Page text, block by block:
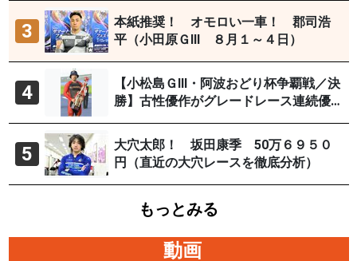
3
本紙推奨！ オモロい一車！ 郡司浩
平（小田原ＧⅢ ８月１～４日）
4
【小松島ＧⅢ・阿波おどり杯争覇戦／決
勝】古性優作がグレードレース連続優
5
大穴太郎！ 坂田康季 50万６９５０
円（直近の大穴レースを徹底分析）
もっとみる
動画